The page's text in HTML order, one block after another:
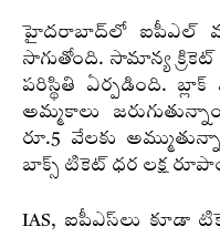
హైదరాబాద్‌లో ఐపీఎల్
సాగుతోంది. సామాన్య
పరిస్థితి ఏర్పడింది.
అమ్మకాలు
రూ.5 వేలకు
బాక్స్ టికెట్ ధర లక్ష
IAS, ఐపీఎస్‌లు కూడా